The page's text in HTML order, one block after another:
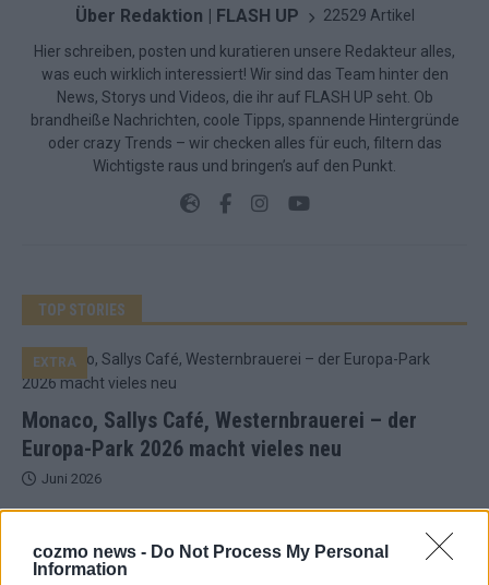
cozmo news - Do Not Process My Personal
Information
Über Redaktion | FLASH UP 22529 Artikel
Hier schreiben, posten und kuratieren unsere Redakteur alles,
was euch wirklich interessiert! Wir sind das Team hinter den
News, Storys und Videos, die ihr auf FLASH UP seht. Ob
brandheiße Nachrichten, coole Tipps, spannende Hintergründe
oder crazy Trends – wir checken alles für euch, filtern das
Wichtigste raus und bringen’s auf den Punkt.
TOP STORIES
Monaco, Sallys Café, Westernbrauerei – der
Europa-Park 2026 macht vieles neu
EXTRA
Juni 2026
KOMMENTAR